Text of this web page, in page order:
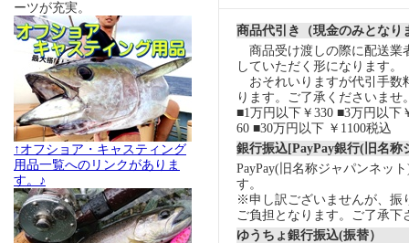
ーツが充実。
↑オフショア・キャスティング
用品一覧へのリンクがありま
す。♪
商品代引き（現金のみとなり
商品受け渡しの際に配送業
していただく形になります。
おそれいりますが代引手数
ります。ご了承くださいませ
■1万円以下￥330 ■3万円以下
60 ■30万円以下 ￥1100税込
銀行振込[PayPay銀行(旧名称
PayPay(旧名称ジャパンネッ
す。
※申し訳ございませんが、振
ご負担となります。ご了承下
ゆうちょ銀行振込(振替）